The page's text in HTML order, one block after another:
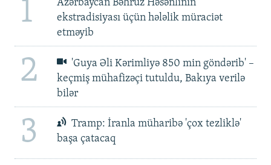
1
Azərbaycan Bəhruz Həsənlinin
ekstradisiyası üçün hələlik müraciət
etməyib
2
'Guya Əli Kərimliyə 850 min göndərib' –
keçmiş mühafizəçi tutuldu, Bakıya verilə
bilər
3
Tramp: İranla müharibə 'çox tezliklə'
başa çatacaq